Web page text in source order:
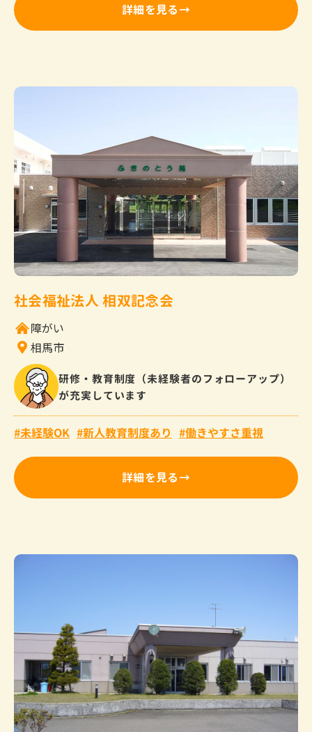
詳細を見る
社会福祉法人 相双記念会
障がい
相馬市
研修・教育制度（未経験者のフォローアップ）
が充実しています
未経験OK 新人教育制度あり 働きやすさ重視
詳細を見る